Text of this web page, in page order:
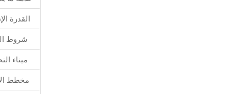
القدرة
شروط
ميناء
مخطط